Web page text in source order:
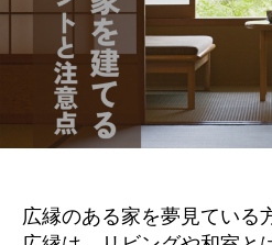
広縁のある家を夢見ている